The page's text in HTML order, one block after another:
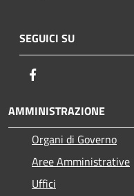
SEGUICI SU
AMMINISTRAZIONE
Organi di Governo
Aree Amministrative
Uffici